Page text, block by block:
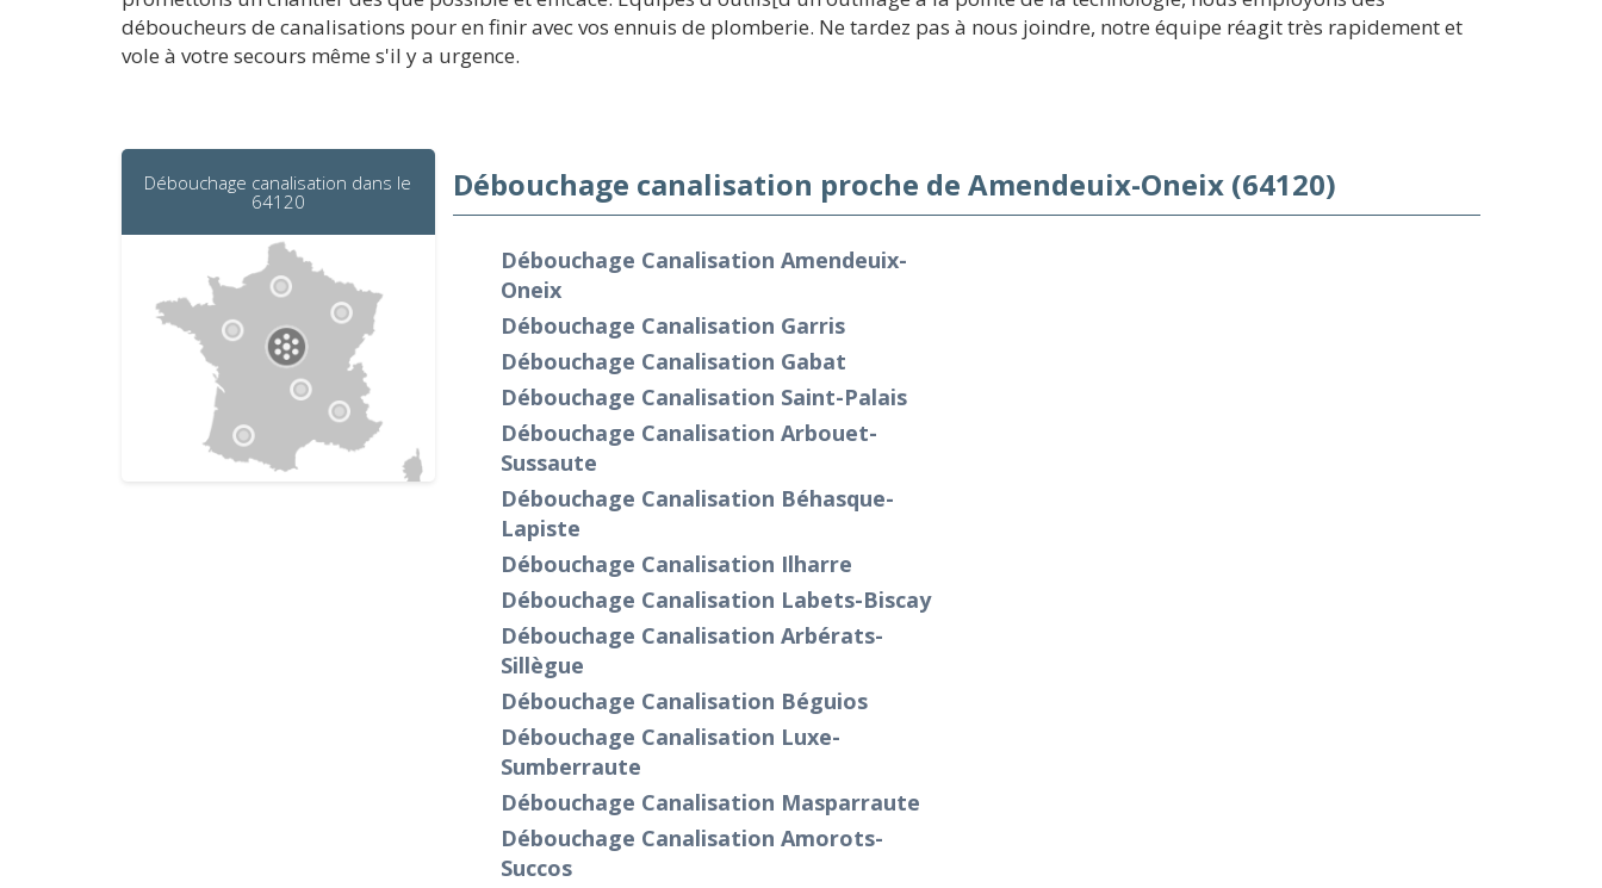
déboucheurs de canalisations pour en finir avec vos ennuis de plomberie. Ne tardez pas à nous joindre, notre équipe réagit très rapidement et
vole à votre secours même s'il y a urgence.
Débouchage canalisation dans le
64120
Débouchage canalisation proche de Amendeuix-Oneix (64120)
Débouchage Canalisation Amendeuix-
Oneix
Débouchage Canalisation Garris
Débouchage Canalisation Gabat
Débouchage Canalisation Saint-Palais
Débouchage Canalisation Arbouet-
Sussaute
Débouchage Canalisation Béhasque-
Lapiste
Débouchage Canalisation Ilharre
Débouchage Canalisation Labets-Biscay
Débouchage Canalisation Arbérats-
Sillègue
Débouchage Canalisation Béguios
Débouchage Canalisation Luxe-
Sumberraute
Débouchage Canalisation Masparraute
Débouchage Canalisation Amorots-
Succos